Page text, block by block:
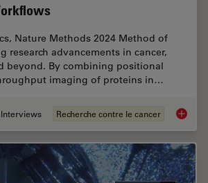
Nature Methods 2024 Method of
research advancements in cancer,
beyond. By combining positional
imaging of proteins in…
Interviews Recherche contre le cancer